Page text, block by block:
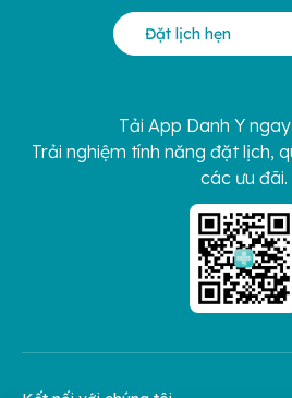
Đặt lịch hẹn
Tải App Danh Y
Trải nghiệm tính năng đặt lịch,
các ưu đãi.